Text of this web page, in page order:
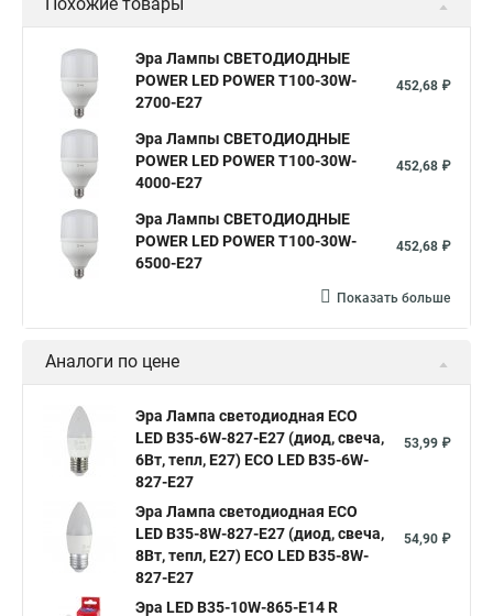
Эра Лампы СВЕТОДИОДНЫЕ
POWER LED POWER T100-30W-
2700-E27
452,68 ₽
Эра Лампы СВЕТОДИОДНЫЕ
POWER LED POWER T100-30W-
4000-E27
452,68 ₽
Эра Лампы СВЕТОДИОДНЫЕ
POWER LED POWER T100-30W-
6500-E27
452,68 ₽
Показать больше
Аналоги по цене
Эра Лампа светодиодная ECO
LED B35-6W-827-E27 (диод, свеча,
6Вт, тепл, E27) ECO LED B35-6W-
827-E27
53,99 ₽
Эра Лампа светодиодная ECO
LED B35-8W-827-E27 (диод, свеча,
8Вт, тепл, E27) ECO LED B35-8W-
827-E27
54,90 ₽
Эра LED B35-10W-865-E14 R